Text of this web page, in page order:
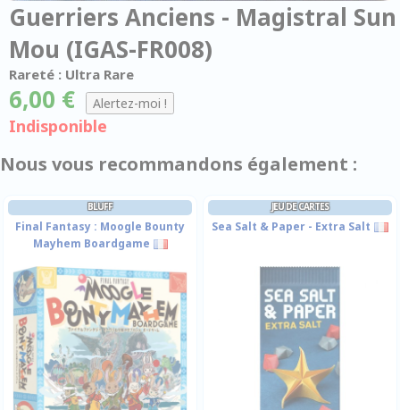
Guerriers Anciens - Magistral Sun
Mou (IGAS-FR008)
Rareté : Ultra Rare
6,00 €
Indisponible
Nous vous recommandons également :
BLUFF
Final Fantasy : Moogle Bounty
Mayhem Boardgame
JEU DE CARTES
Sea Salt & Paper - Extra Salt